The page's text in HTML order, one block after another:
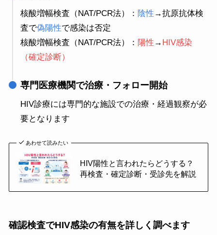
核酸増幅検査（NAT/PCR法）： 陰性 →抗原抗体検
査で偽陽性で感染は否定
核酸増幅検査（NAT/PCR法）： 陽性 → HIV感染
（確定診断）
専門医療機関で治療・フォロー開始
HIV診療には専門的な施設での治療・経過観察が必
要となります
あわせて読みたい
HIV陽性と言われたらどうする？
再検査・確定診断・受診先を解説
確認検査でHIV感染の有無を詳しく調べます